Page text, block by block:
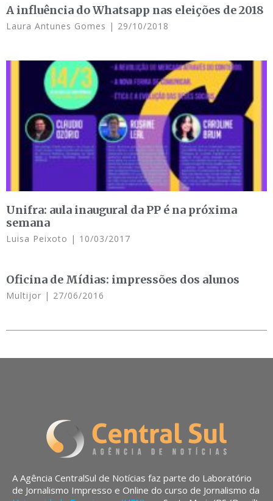
A influência do Whatsapp nas eleições de 2018
Laura Antunes Gomes 29/10/2018
Unifra: aula inaugural da PP é na próxima
semana
Luisa Peixoto 10/03/2017
Oficina de Mídias: impressões dos alunos
Multijor 27/06/2016
A Agência CentralSul de Notícias faz parte do Laboratório
de Jornalismo Impresso e Online do curso de Jornalismo da